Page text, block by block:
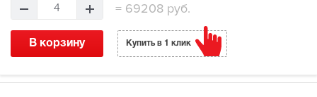
4 =69208 руб.
В корзину Купить в 1 клик